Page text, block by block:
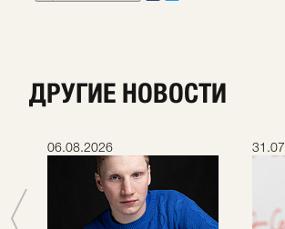
ДРУГИЕ НОВОСТИ
06.08.2026